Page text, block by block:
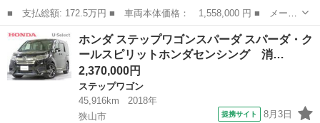
■ 支払総額: 172.5万円 ■ 車両本体価格： 1,558,000 円 ■ メーカ
ー名： ホンダ ■ 車種名： ステップワゴンスパーダ ■ グレード
名： スパーダホンダセンシング 禁煙車 ワンオーナー 純正９イ
ンチメモ...
埼玉 越谷市 ステップワゴン
ホンダ ステップワゴンスパーダ スパーダ・ク
ールスピリットホンダセンシング 消…
2,370,000円
ステップワゴン
45,916km
2018年
狭山市
提携サイト 8月3日